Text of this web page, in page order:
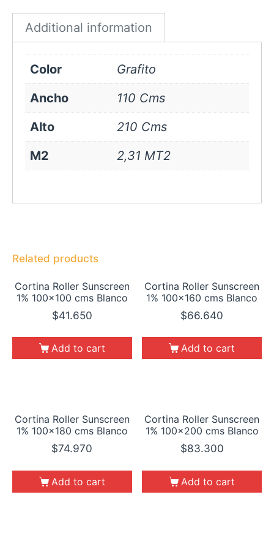
Additional information
Color
Grafito
Ancho
110 Cms
Alto
210 Cms
M2
2,31 MT2
Related products
Cortina Roller Sunscreen
1% 100×100 cms Blanco
$41.650
Add to cart
Cortina Roller Sunscreen
1% 100×160 cms Blanco
$66.640
Add to cart
Cortina Roller Sunscreen
1% 100×180 cms Blanco
$74.970
Add to cart
Cortina Roller Sunscreen
1% 100×200 cms Blanco
$83.300
Add to cart